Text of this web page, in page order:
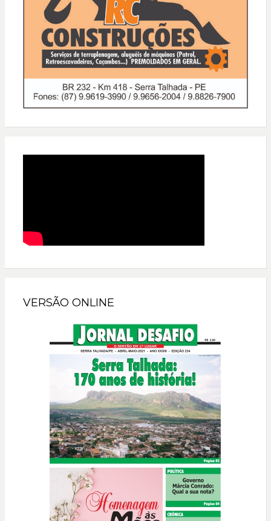
VERSÃO ONLINE